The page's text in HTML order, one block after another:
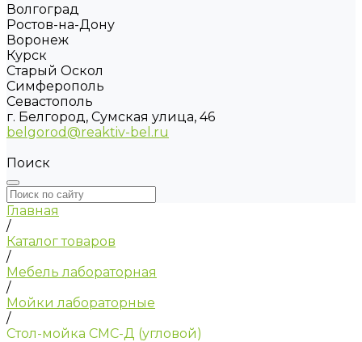
Волгоград
Ростов-на-Дону
Воронеж
Курск
Старый Оскол
Симферополь
Севастополь
г. Белгород, Сумская улица, 46
belgorod@reaktiv-bel.ru
Поиск
Главная
/
Каталог товаров
/
Мебель лабораторная
/
Мойки лабораторные
/
Стол-мойка СМС-Д (угловой)